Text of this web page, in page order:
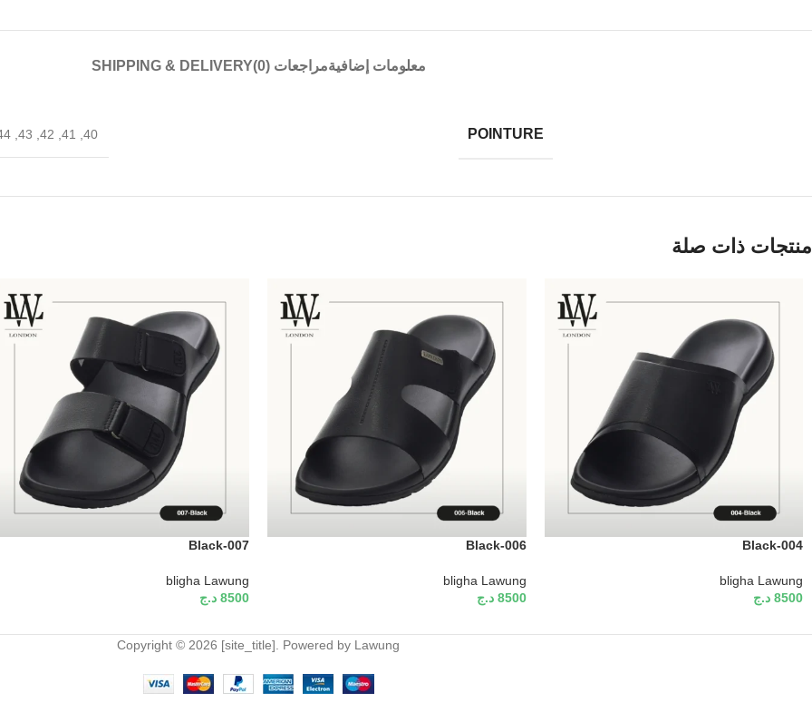
معلومات إضافيةمراجعات (0) SHIPPING & DELIVERY
POINTURE
40
41
42
43
منتجات ذات صلة
Black-004
bligha Lawung
8500 د.ج
Black-006
bligha Lawung
8500 د.ج
Black-007
bligha Lawung
8500 د.ج
Copyright © 2026 [site_title]. Powered by Lawung